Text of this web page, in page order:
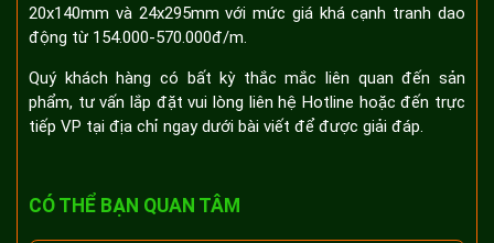
20x140mm và 24x295mm với mức giá khá cạnh tranh dao
động từ 154.000-570.000đ/m.
Quý khách hàng có bất kỳ thắc mắc liên quan đến sản
phẩm, tư vấn lắp đặt vui lòng liên hệ Hotline hoặc đến trực
tiếp VP tại địa chỉ ngay dưới bài viết để được giải đáp.
CÓ THỂ BẠN QUAN TÂM